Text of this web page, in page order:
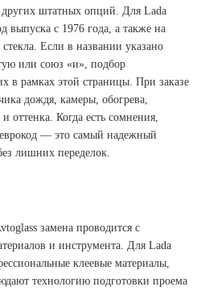
других штатных опций. Для Lada
выпуска с 1976 года, а также на
Если в названии указано
или союз «и», подбор
в рамках этой страницы. При заказе
дождя, камеры, обогрева,
оттенка. Когда есть сомнения,
— это самый надежный
лишних переделок.
замена проводится с
и инструмента. Для Lada
клеевые материалы,
технологию подготовки проема